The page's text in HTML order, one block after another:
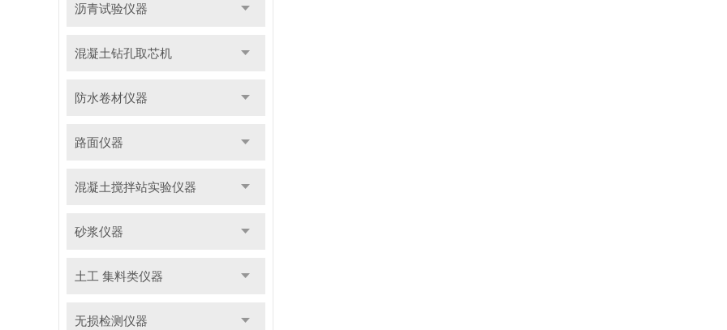
沥青试验仪器
混凝土钻孔取芯机
防水卷材仪器
路面仪器
混凝土搅拌站实验仪器
砂浆仪器
土工 集料类仪器
无损检测仪器